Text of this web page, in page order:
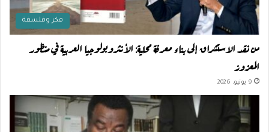
فكر وفلسفة
من نقد الاستشراق إلى بناء معرفة محلية: الأنثروبولوجيا العربية في منظور
المعزوز
9 يونيو، 2026